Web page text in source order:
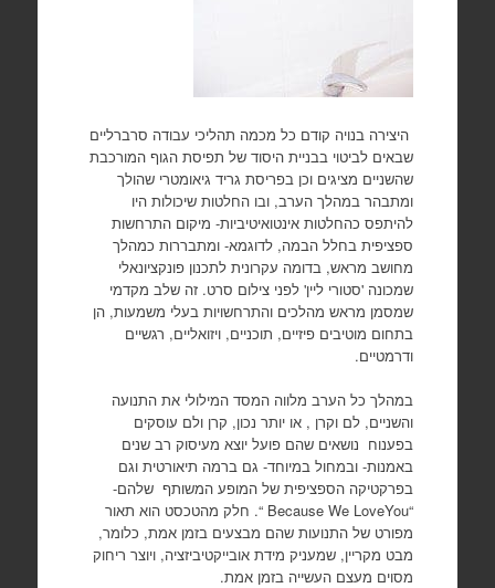
היצירה בנויה קודם כל מכמה תהליכי עבודה סרברליים
שבאים לביטוי בבניית היסוד של תפיסת הגוף המורכבת
שהשניים מציגים וכן בפריסת גריד גיאומטרי שהולך
ומתבהר במהלך הערב, ובו החלטות שיכולות היו
להיתפס כהחלטות אינטואיטיביות- מיקום התרחשות
ספציפית בחלל הבמה, לדוגמא- ומתבררות כמהלך
מחושב מראש, בדומה עקרונית לתכנון פונקציונאלי
שמכונה 'סטורי ליין' לפני צילום סרט. זה שלב מקדמי
שמסמן מראש מהלכים והתרחשויות בעלי משמעות, הן
בתחום מוטיבים פיזיים, תוכניים, ויזואליים, רגשיים
ודרמטיים.
במהלך כל הערב מלווה המסד המילולי את התנועה
והשניים, לם וקרן , או יותר נכון, קרן ולם עוסקים
בפענוח נושאים שהם פועל יוצא מעיסוק רב שנים
באמנות- ובמחול במיוחד- גם ברמה תיאורטית וגם
בפרקטיקה הספציפית של המופע המשותף שלהם-
“Because We LoveYou “. חלק מהטכסט הוא תאור
מפורט של התנועות שהם מבצעים בזמן אמת, כלומר,
מבט מקריין, שמעניק מידת אובייקטיביזציה, ויוצר ריחוק
מסוים מעצם העשייה בזמן אמת.